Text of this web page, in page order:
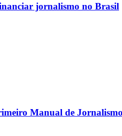
jornalismo no Brasil
Manual de